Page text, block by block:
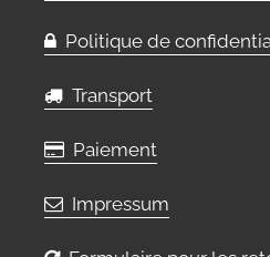
Politique de
Transport
Paiement
Impressum